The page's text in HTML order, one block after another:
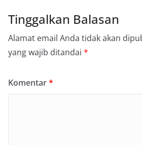
Tinggalkan Balasan
Alamat email Anda tidak akan
yang wajib ditandai *
Komentar*